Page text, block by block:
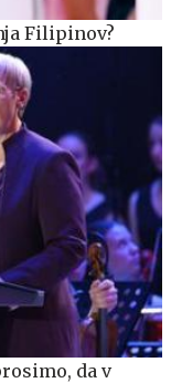
Filipinov?
da v